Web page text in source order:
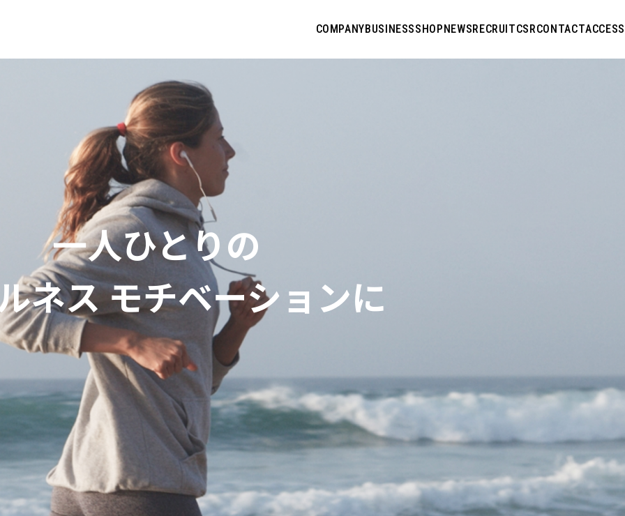
COMPANYBUSINESSSHOPNEWSRECRUITCSRCONTACTACCESS
一人ひとりの
ネスモチベーションに